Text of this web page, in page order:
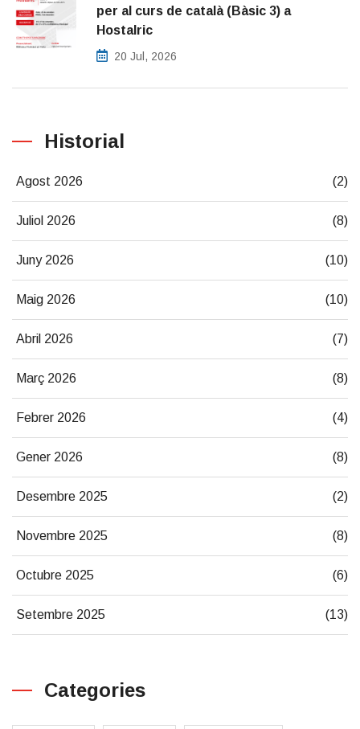
per al curs de català (Bàsic 3) a
Hostalric
20 Jul, 2026
Historial
Agost 2026 (2)
Juliol 2026 (8)
Juny 2026 (10)
Maig 2026 (10)
Abril 2026 (7)
Març 2026 (8)
Febrer 2026 (4)
Gener 2026 (8)
Desembre 2025 (2)
Novembre 2025 (8)
Octubre 2025 (6)
Setembre 2025 (13)
Categories